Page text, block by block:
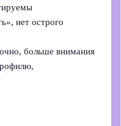
нет острого
больше внимания